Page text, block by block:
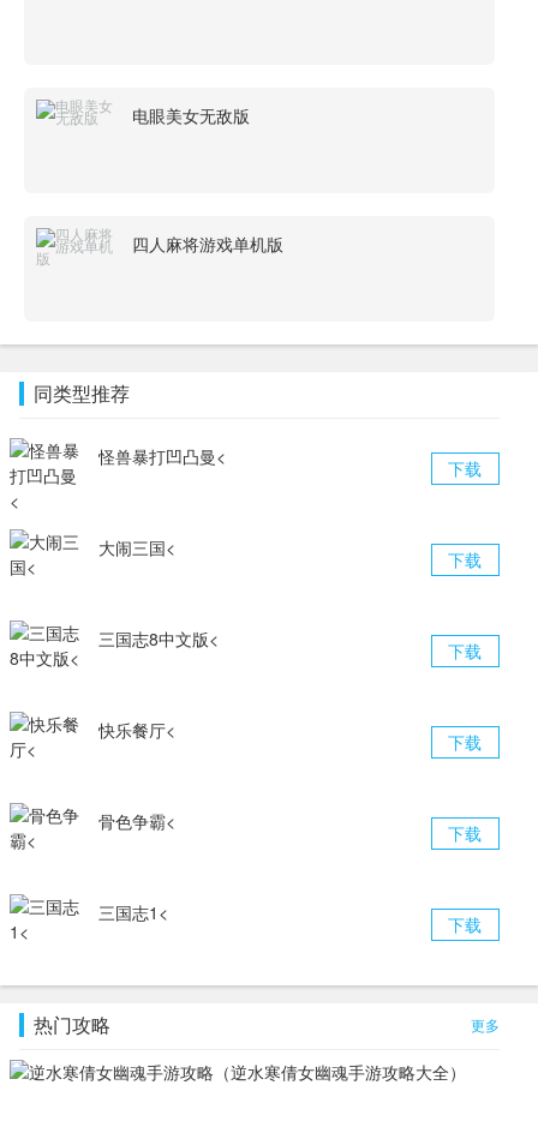
电眼美女无敌版
四人麻将游戏单机版
同类型推荐
下载
怪兽暴打凹凸曼<
下载
大闹三国<
下载
三国志8中文版<
下载
快乐餐厅<
下载
骨色争霸<
下载
三国志1<
热门攻略 更多